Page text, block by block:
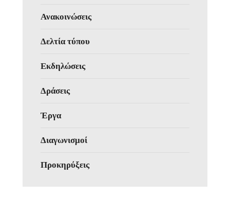
Ανακοινώσεις
Δελτία τύπου
Εκδηλώσεις
Δράσεις
Έργα
Διαγωνισμοί
Προκηρύξεις